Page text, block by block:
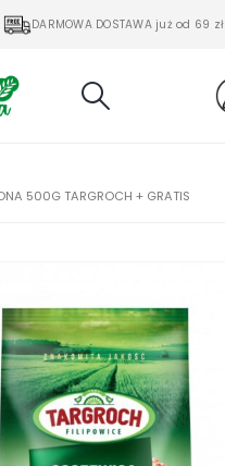
DARMOWA DOSTAWA już od 69 zł
500G TARGROCH + GRATIS